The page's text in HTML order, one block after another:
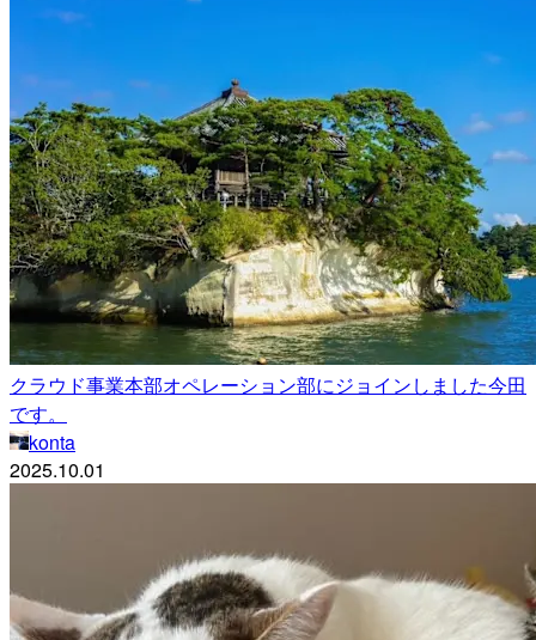
クラウド事業本部オペレーション部にジョインしました今田
です。
konta
2025.10.01